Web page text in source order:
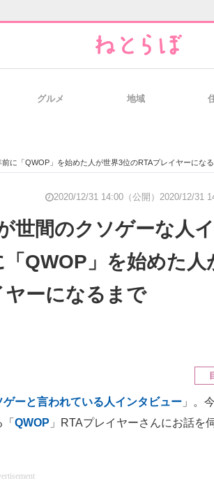
合サイト IT製品の技術・比較・事例
グルメ 地域
に「QWOP」を始めた人が世界3位のRTAプレイヤーにな
2020/12/31 14:00（公開） 2020/12/31
世間のクソゲーな人
「QWOP」を始めた人
ーになるまで
ーと言われている人インタビュー 」。
QWOP 」RTAプレイヤーさんにお話を